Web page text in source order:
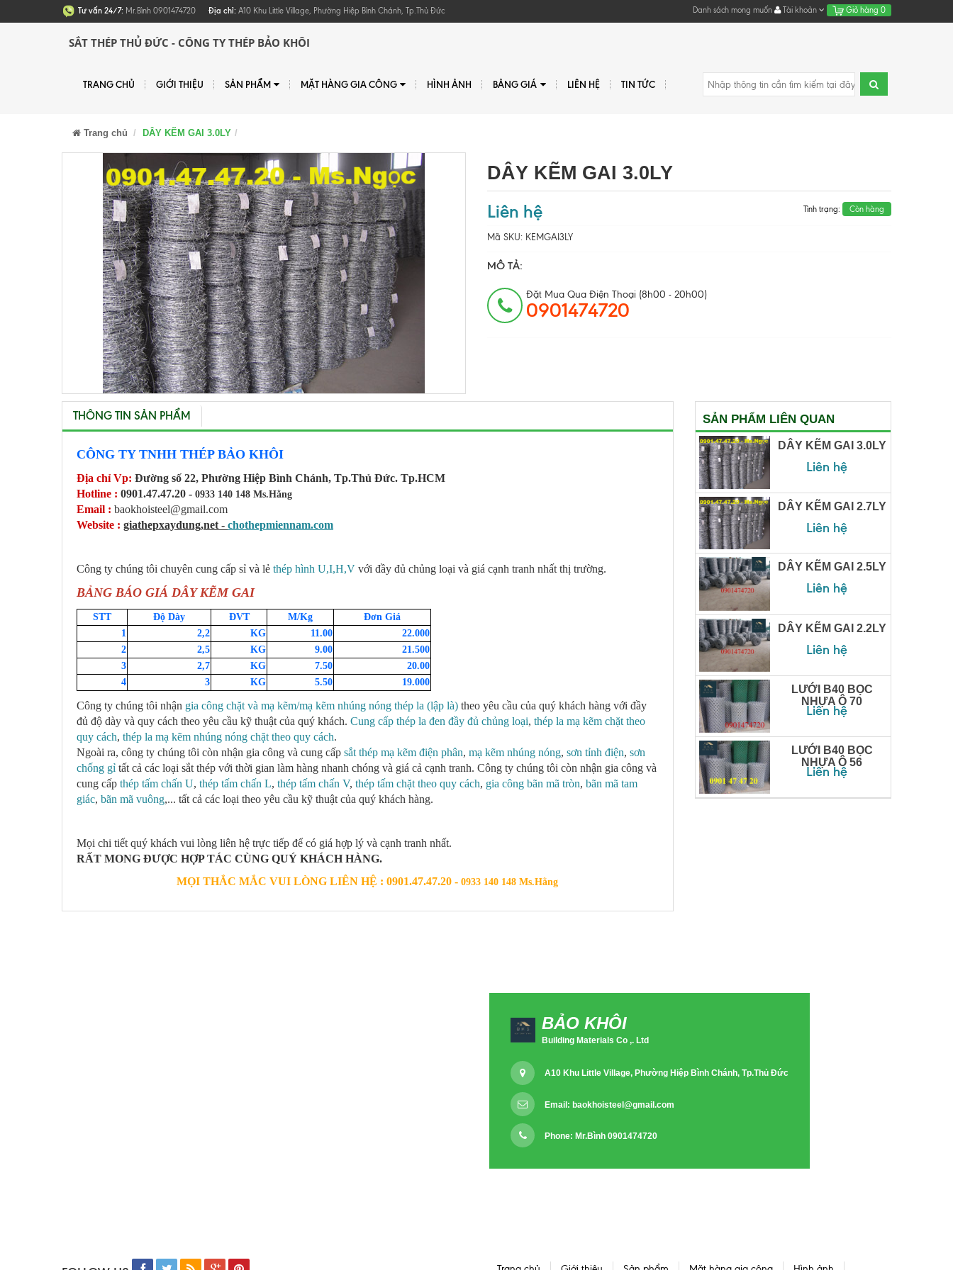
Tư vấn 24/7: Mr.Bình 0901474720 Địa chỉ: A10 Khu Little Village, Phường Hiệp Bình Chánh, Tp.Thủ Đức Danh sách mong muốn Tài khoản Giỏ hàng 0
SẮT THÉP THỦ ĐỨC - CÔNG TY THÉP BẢO KHÔI
TRANG CHỦ GIỚI THIỆU SẢN PHẨM MẶT HÀNG GIA CÔNG HÌNH ẢNH BẢNG GIÁ LIÊN HỆ TIN TỨC
Trang chủ DÂY KẼM GAI 3.0LY
DÂY KẼM GAI 3.0LY
Liên hệ Tình trạng: Còn hàng
Mã SKU: KEMGAI3LY
MÔ TẢ:
Đặt Mua Qua Điện Thoại (8h00 - 20h00)
0901474720
THÔNG TIN SẢN PHẨM
CÔNG TY TNHH THÉP BẢO KHÔI
Địa chỉ Vp: Đường số 22, Phường Hiệp Bình Chánh, Tp.Thủ Đức. Tp.HCM
Hotline : 0901.47.47.20 - 0933 140 148 Ms.Hằng
Email : baokhoisteel@gmail.com
Website : giathepxaydung,net - chothepmiennam.com
Công ty chúng tôi chuyên cung cấp sỉ và lẻ thép hình U,I,H,V với đầy đủ chủng loại và giá cạnh tranh nhất thị trường.
BẢNG BÁO GIÁ DÂY KẼM GAI
STT Độ Dày ĐVT M/Kg
Đơn Giá
1
2,2 KG 11.00
22.000
2
2,5 KG 9.00
21.500
3
2,7 KG 7.50
20.00
4
3 KG 5.50 19.000
Công ty chúng tôi nhận gia công chặt và mạ kẽm/mạ kẽm nhúng nóng thép la (lập là) theo yêu cầu của quý khách hàng với đầy
đủ độ dày và quy cách theo yêu cầu kỹ thuật của quý khách. Cung cấp thép la đen đầy đủ chủng loại, thép la mạ kẽm chặt theo
quy cách, thép la mạ kẽm nhúng nóng chặt theo quy cách.
Ngoài ra, công ty chúng tôi còn nhận gia công và cung cấp sắt thép mạ kẽm điện phân, mạ kẽm nhúng nóng, sơn tỉnh điện, sơn
chống gỉ tất cả các loại sắt thép với thời gian làm hàng nhanh chóng và giá cả cạnh tranh. Công ty chúng tôi còn nhận gia công và
cung cấp thép tấm chấn U, thép tấm chấn L, thép tấm chấn V, thép tấm chặt theo quy cách, gia công bãn mã tròn, bãn mã tam
giác, bãn mã vuông,... tất cả các loại theo yêu cầu kỹ thuật của quý khách hàng.
Mọi chi tiết quý khách vui lòng liên hệ trực tiếp để có giá hợp lý và cạnh tranh nhất.
RẤT MONG ĐƯỢC HỢP TÁC CÙNG QUÝ KHÁCH HÀNG.
MỌI THẮC MẮC VUI LÒNG LIÊN HỆ : 0901.47.47.20 -0933 140 148 Ms.Hằng
SẢN PHẨM LIÊN QUAN
DÂY KẼM GAI 3.0LY
Liên hệ
DÂY KẼM GAI 2.7LY
Liên hệ
DÂY KẼM GAI 2.5LY
Liên hệ
DÂY KẼM GAI 2.2LY
Liên hệ
LƯỚI B40 BỌC
NHỰA Ô 70
Liên hệ
LƯỚI B40 BỌC
NHỰA Ô 56
Liên hệ
BẢO KHÔI
Building Materials Co ,. Ltd
A10 Khu Little Village, Phường Hiệp Bình Chánh, Tp.Thủ Đức
Email:baokhoisteel@gmail.com
Phone: Mr.Bình 0901474720